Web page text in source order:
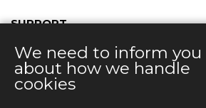
SUPPORT
KONTOR
We need to inform you
about how we handle
cookies